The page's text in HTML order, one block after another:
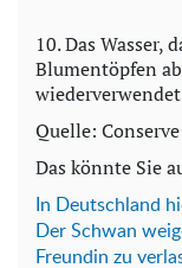
10. Das Wasser,
Blumentöpfen
Quelle:
Das könnte Sie
In Deutschland
Der Schwan
Freundin zu